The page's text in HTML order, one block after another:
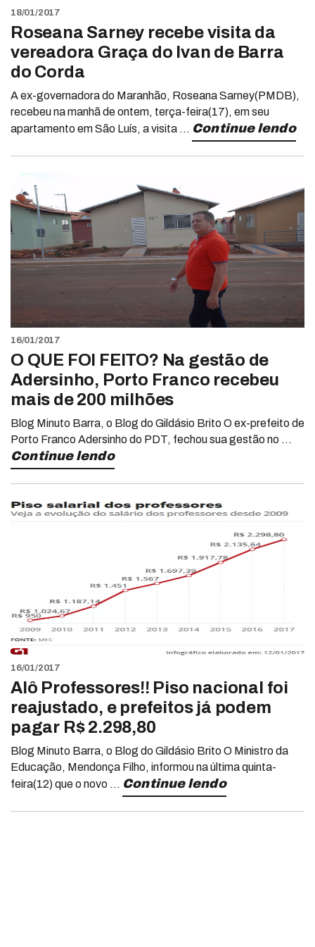
18/01/2017
Roseana Sarney recebe visita da
vereadora Graça do Ivan de Barra
do Corda
A ex-governadora do Maranhão, Roseana Sarney(PMDB),
recebeu na manhã de ontem, terça-feira(17), em seu
apartamento em São Luís, a visita ... Continue lendo
16/01/2017
O QUE FOI FEITO? Na gestão de
Adersinho, Porto Franco recebeu
mais de 200 milhões
Blog Minuto Barra, o Blog do Gildásio Brito O ex-prefeito de
Porto Franco Adersinho do PDT, fechou sua gestão no ...
Continue lendo
16/01/2017
Alô Professores!! Piso nacional foi
reajustado, e prefeitos já podem
pagar R$ 2.298,80
Blog Minuto Barra, o Blog do Gildásio Brito O Ministro da
Educação, Mendonça Filho, informou na última quinta-
feira(12) que o novo ... Continue lendo